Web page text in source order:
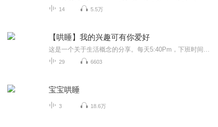
14 5.5万
【哄睡】我的兴趣可有你爱好
29 6603
宝宝哄睡
3 18.6万